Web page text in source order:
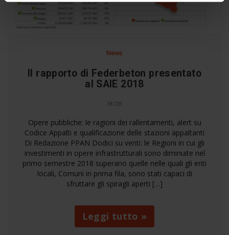
News
Il rapporto di Federbeton presentato
al SAIE 2018
18 Ott
Opere pubbliche: le ragioni dei rallentamenti, alert su
Codice Appalti e qualificazione delle stazioni appaltanti
Di Redazione PPAN Dodici su venti: le Regioni in cui gli
investimenti in opere infrastrutturali sono diminuite nel
primo semestre 2018 superano quelle nelle quali gli enti
locali, Comuni in prima fila, sono stati capaci di
sfruttare gli spiragli aperti […]
Leggi tutto »